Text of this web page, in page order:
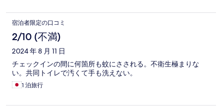
宿泊者限定の口コミ
2/10 (不満)
2024 年 8 月 11 日
チェックインの間に何箇所も蚊にさされる。不衛生極まりな
い。共同トイレで汚くて手も洗えない。
1 泊旅行